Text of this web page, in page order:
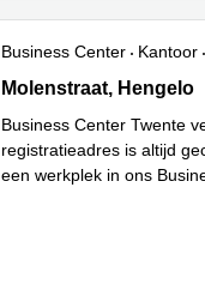
Business Center Kantoor
Molenstraat 20, Hengelo
Molenstraat, Hengelo
Business Center Twente
registratieadres is altijd
een werkplek in ons